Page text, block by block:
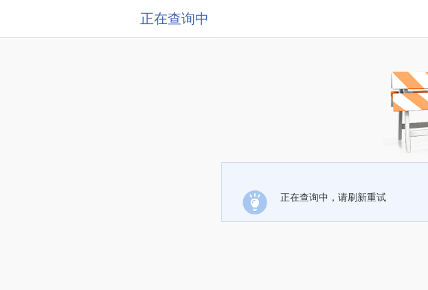
正在查询中
正在查询中，请刷新重试